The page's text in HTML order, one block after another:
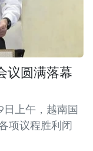
议圆满落幕
上午，越南国
项议程胜利闭